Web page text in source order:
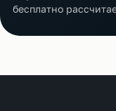
бесплатно